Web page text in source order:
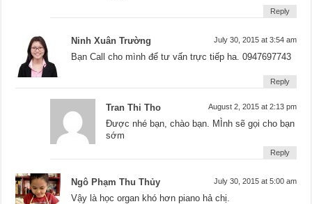
Reply
Ninh Xuân Trường July 30, 2015 at 3:54 am
Bạn Call cho mình để tư vấn trực tiếp ha. 0947697743
Reply
Tran Thi Tho August 2, 2015 at 2:13 pm
Được nhé bạn, chào bạn. MÌnh sẽ gọi cho bạn
sớm
Reply
Ngô Phạm Thu Thủy July 30, 2015 at 5:00 am
Vậy là học organ khó hơn piano hả chị.